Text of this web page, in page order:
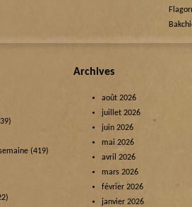
(419)
Archives
août 2026
juillet 2026
juin 2026
mai 2026
avril 2026
mars 2026
février 2026
janvier 2026